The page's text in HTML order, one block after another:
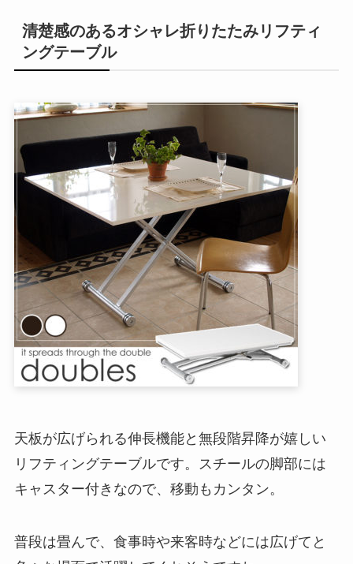
清楚感のあるオシャレ折りたたみリフティ
ングテーブル
天板が広げられる伸長機能と無段階昇降が嬉しい
リフティングテーブルです。スチールの脚部には
キャスター付きなので、移動もカンタン。
普段は畳んで、食事時や来客時などには広げてと